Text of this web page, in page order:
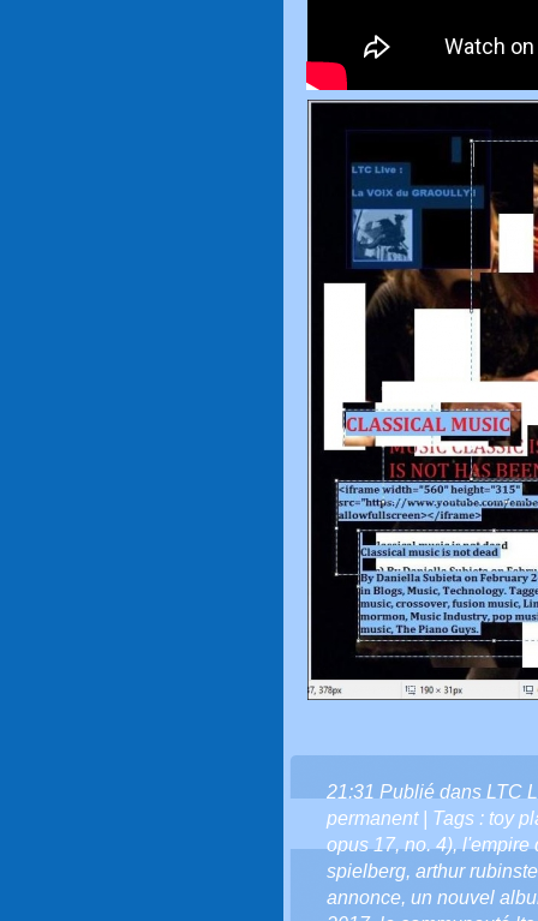
21:31 Publié dans LTC
permanent| Tags : toy
opus 17,no. 4),l'empire
spielberg, arthur
annonce, un nouvel